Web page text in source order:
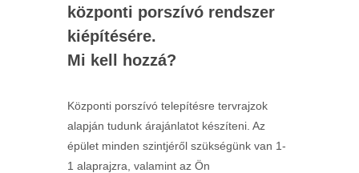
központi porszívó rendszer
kiépítésére.
Mi kell hozzá?
Központi porszívó telepítésre tervrajzok
alapján tudunk árajánlatot készíteni. Az
épület minden szintjéről szükségünk van 1-
1 alaprajzra, valamint az Ön